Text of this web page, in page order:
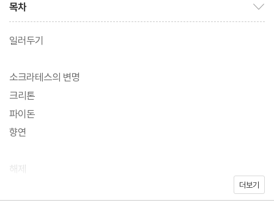
하지 않았지만 그의 사상은 모두 수제자인 플라톤에 의해 보존되어
전해졌다.
권의 책 ― 『소크라테스의 변명』, 『크리톤』, 『파이돈』 ― 그리고 ‘에
로스’를 예찬하는 『향연』을 담고 있다. 이 네 권의 책은 『플라톤의
대화편』이라고 불리는 25편의 대화편 중 초·중기 저작들이다. <현
대지성 클래식> 시리즈에서는 이 네 권의 책의 그리스어 원전을 완
한 주석과 해제를 통해 소크라테스와 플라톤 사상을 더욱 쉽고 자세
목차
일러두기
소크라테스의 변명
크리톤
파이돈
향연
해제
더보기